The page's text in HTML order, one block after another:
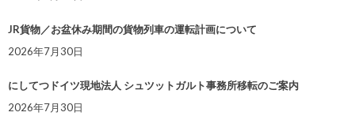
JR貨物／お盆休み期間の貨物列車の運転計画について
2026年7月30日
にしてつドイツ現地法人 シュツットガルト事務所移転のご案内
2026年7月30日